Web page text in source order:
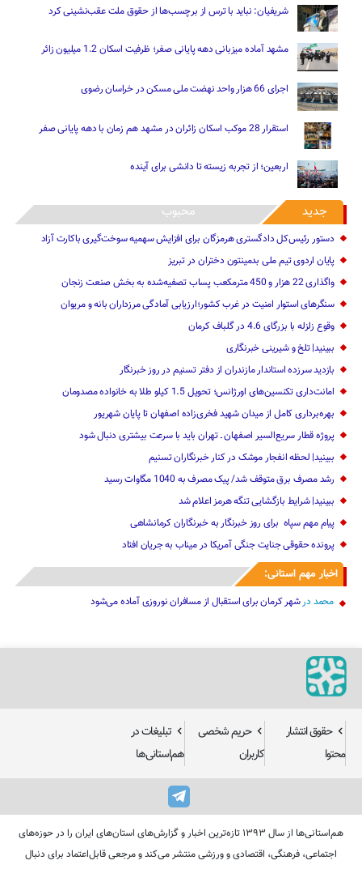
شریفیان: نباید با ترس از برچسب‌ها از حقوق ملت عقب‌نشینی کرد
مشهد آماده میزبانی دهه پایانی صفر؛ ظرفیت اسکان 1.2 میلیون زائر
اجرای 66 هزار واحد نهضت ملی مسکن در خراسان رضوی
استقرار 28 موکب اسکان زائران در مشهد هم زمان با دهه پایانی صفر
اربعین؛ از تجربه زیسته تا دانشی برای آینده
جدید محبوب
دستور رئیس‌کل دادگستری هرمزگان برای افزایش سهمیه سوخت‌گیری باکارت آزاد
پایان اردوی تیم ملی بدمینتون دختران در تبریز
واگذاری 22 هزار و 450 مترمکعب ‌پساب تصفیه‌شده به بخش صنعت زنجان
سنگرهای استوار امنیت در غرب کشور؛ارزیابی آمادگی مرزداران بانه و مریوان
وقوع زلزله با بزرگای 4.6 در گلباف کرمان
ببینید| تلخ و شیرینی خبرنگاری
بازدید سرزده ‌استاندار مازندران از دفتر تسنیم ‌در روز خبرنگار
امانت‌داری تکنسین‌های اورژانس؛ تحویل 1.5 کیلو طلا به خانواده مصدومان
بهره‌برداری کامل از میدان شهید فخری‌زاده اصفهان تا پایان شهریور
پروژه قطار سریع‌السیر اصفهان ـ تهران باید با سرعت بیشتری دنبال شود
ببینید| لحظه انفجار موشک‌ در کنار خبرنگاران تسنیم
رشد مصرف برق متوقف شد/ پیک مصرف به 1040 مگاوات رسید
ببینید| شرایط بازگشایی تنگه هرمز اعلام شد
پیام مهم ‌سپاه ‌ برای روز خبرنگار ‌به خبرنگاران کرمانشاهی
پرونده حقوقی جنایت جنگی آمریکا در میناب به جریان افتاد
اخبار مهم استانی:
محمد درشهر کرمان برای استقبال از مسافران نوروزی آماده می‌شود
حقوق انتشار
محتوا
حریم شخصی
کاربران
تبلیغات در
هم‌استانی‌ها
هم‌استانی‌ها از سال ۱۳۹۳ تازه‌ترین اخبار و گزارش‌های استان‌های ایران را در حوزه‌های
اجتماعی، فرهنگی، اقتصادی و ورزشی منتشر می‌کند و مرجعی قابل‌اعتماد برای دنبال